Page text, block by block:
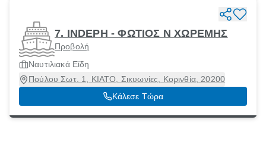
7. INDEPH - ΦΩΤΙΟΣ Ν ΧΩΡΕΜΗΣ
Προβολή
Ναυτιλιακά Είδη
Πούλου Σωτ. 1, ΚΙΑΤΟ, Σικυωνίες, Κορινθία, 20200
Κάλεσε Τώρα